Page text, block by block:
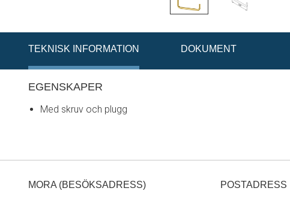
TEKNISK INFORMATION DOKUMENT
EGENSKAPER
Med skruv och plugg
MORA (BESÖKSADRESS) POSTADRESS